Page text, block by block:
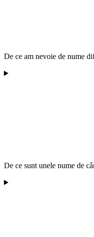
De ce am nevoie de nume
De ce sunt unele nume de